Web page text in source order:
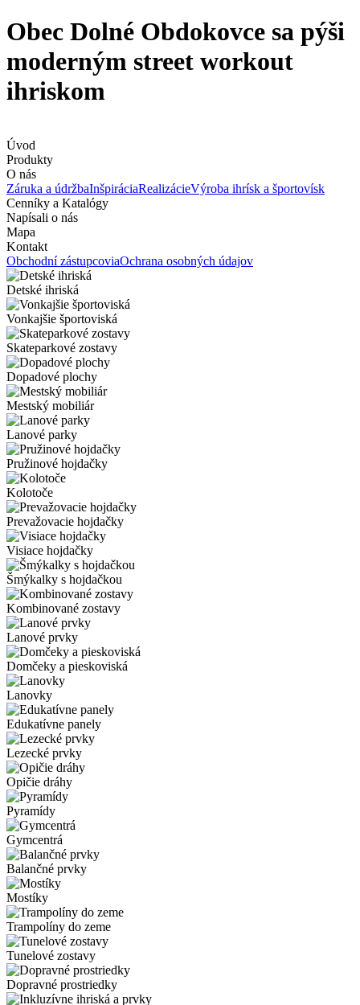
Obec Dolné Obdokovce sa pýši
moderným street workout
ihriskom
Úvod
Produkty
O nás
Záruka a údržbaInšpiráciaRealizácieVýroba ihrísk a športovísk
Cenníky a Katalógy
Napísali o nás
Mapa
Kontakt
Obchodní zástupcoviaOchrana osobných údajov
Detské ihriská
Vonkajšie športoviská
Skateparkové zostavy
Dopadové plochy
Mestský mobiliár
Lanové parky
Pružinové hojdačky
Kolotoče
Prevažovacie hojdačky
Visiace hojdačky
Šmýkalky s hojdačkou
Kombinované zostavy
Lanové prvky
Domčeky a pieskoviská
Lanovky
Edukatívne panely
Lezecké prvky
Opičie dráhy
Pyramídy
Gymcentrá
Balančné prvky
Mostíky
Trampolíny do zeme
Tunelové zostavy
Dopravné prostriedky